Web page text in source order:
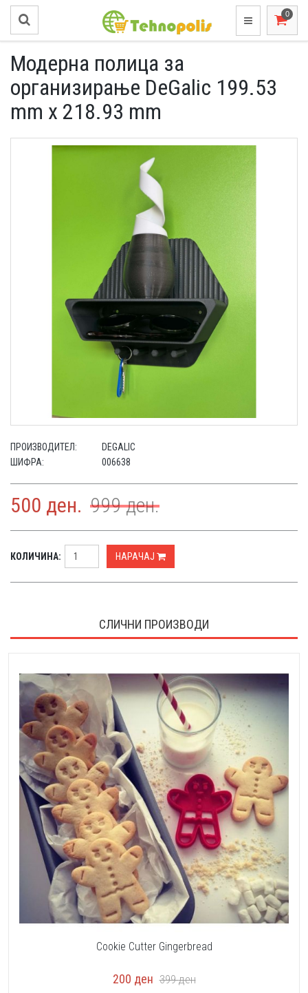
Модерна полица за
организирање DeGalic 199.53
mm x 218.93 mm
ПРОИЗВОДИТЕЛ:
DEGALIC
ШИФРА:
006638
500 ден. 999ден.
КОЛИЧИНА: НАРАЧАЈ
СЛИЧНИ ПРОИЗВОДИ
Cookie Cutter Gingerbread
200 ден 399ден